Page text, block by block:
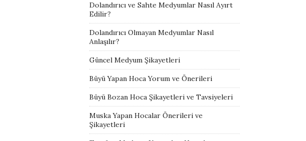
Dolandırıcı ve Sahte Medyumlar Nasıl Ayırt
Edilir?
Dolandırıcı Olmayan Medyumlar Nasıl
Anlaşılır?
Güncel Medyum Şikayetleri
Büyü Yapan Hoca Yorum ve Önerileri
Büyü Bozan Hoca Şikayetleri ve Tavsiyeleri
Muska Yapan Hocalar Önerileri ve
Şikayetleri